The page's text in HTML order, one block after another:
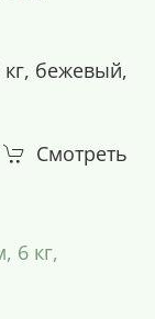
бежевый,
Смотреть